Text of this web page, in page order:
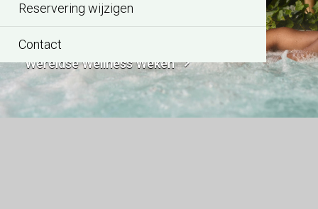
Reservering wijzigen
Contact
Bekijk de sauna aanbiedingen
Wereldse Wellness Weken